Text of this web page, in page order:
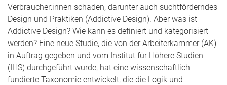
Verbraucher:innen schaden, darunter auch suchtförderndes
Design und Praktiken (Addictive Design). Aber was ist
Addictive Design? Wie kann es definiert und kategorisiert
werden? Eine neue Studie, die von der Arbeiterkammer (AK)
in Auftrag gegeben und vom Institut für Höhere Studien
(IHS) durchgeführt wurde, hat eine wissenschaftlich
fundierte Taxonomie entwickelt, die die Logik und